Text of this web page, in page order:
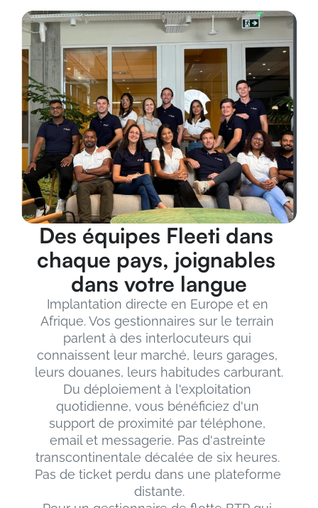
Des équipes Fleeti dans
chaque pays, joignables
dans votre langue
Implantation directe en Europe et en
Afrique. Vos gestionnaires sur le terrain
parlent à des interlocuteurs qui
connaissent leur marché, leurs garages,
leurs douanes, leurs habitudes carburant.
Du déploiement à l'exploitation
quotidienne, vous bénéficiez d'un
support de proximité par téléphone,
email et messagerie. Pas d'astreinte
transcontinentale décalée de six heures.
Pas de ticket perdu dans une plateforme
distante.